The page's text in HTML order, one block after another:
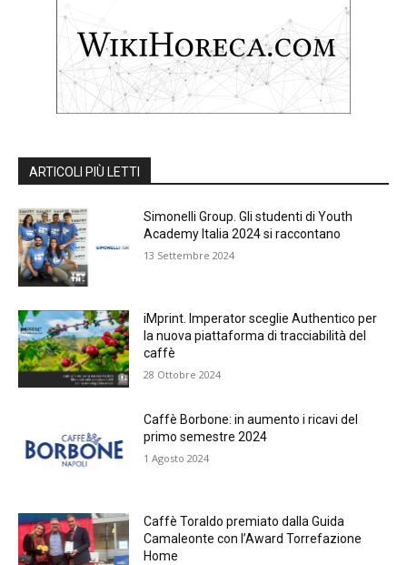
ARTICOLI PIÙ LETTI
Simonelli Group. Gli studenti di Youth
Academy Italia 2024 si raccontano
13 Settembre 2024
iMprint. Imperator sceglie Authentico per
la nuova piattaforma di tracciabilità del
caffè
28 Ottobre 2024
Caffè Borbone: in aumento i ricavi del
primo semestre 2024
1 Agosto 2024
Caffè Toraldo premiato dalla Guida
Camaleonte con l’Award Torrefazione
Home